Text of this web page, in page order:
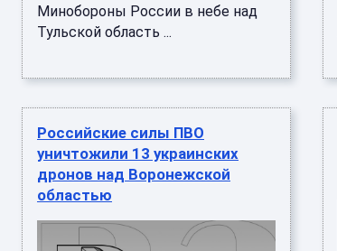
Минобороны России в небе над
Тульской область ...
Российские силы ПВО
уничтожили 13 украинских
дронов над Воронежской
областью